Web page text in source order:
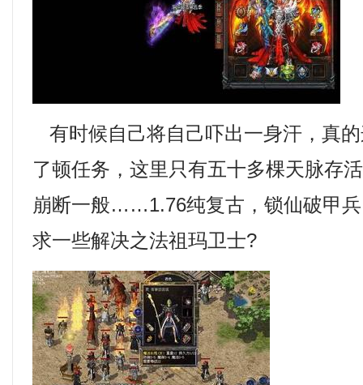
有时候自己将自己吓出一身汗，真
了顿任务，这里只有五十多棵天脉存
崩断一般……1.76纯复古，锁仙破甲
求一些解决之法祖玛卫士?